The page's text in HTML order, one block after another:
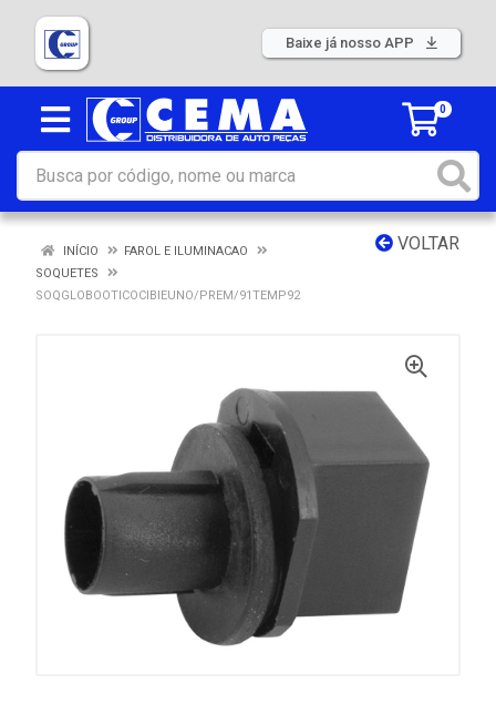
Baixe já nosso APP
0
VOLTAR
INÍCIO
FAROL E ILUMINACAO
SOQUETES
SOQGLOBOOTICOCIBIEUNO/PREM/91TEMP92